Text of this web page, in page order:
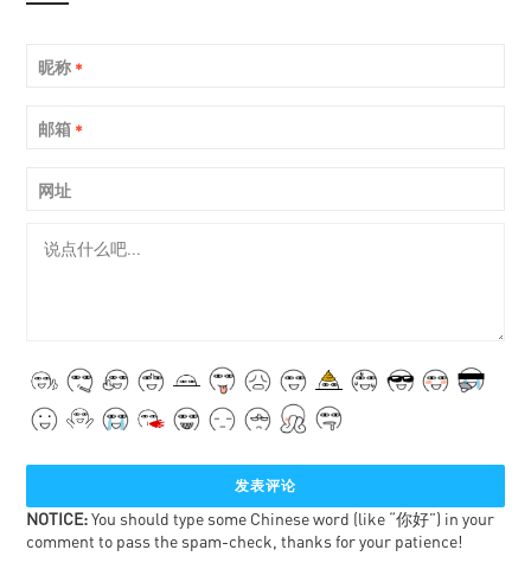
昵称 *
邮箱 *
网址
NOTICE:You should type some Chinese word (like “你好”) in your
comment to pass the spam-check, thanks for your patience!